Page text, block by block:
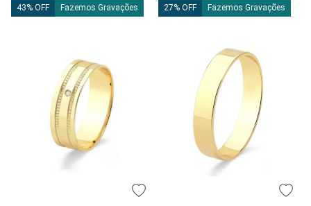
43% OFF Fazemos Gravações 27% OFF Fazemos Gravações